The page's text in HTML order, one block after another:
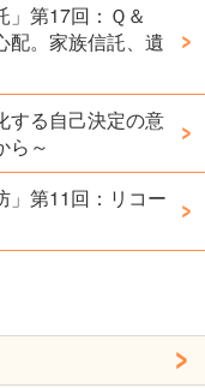
」第17回：Ｑ＆
。家族信託、遺
する自己決定の意
ら～
」第11回：リコー